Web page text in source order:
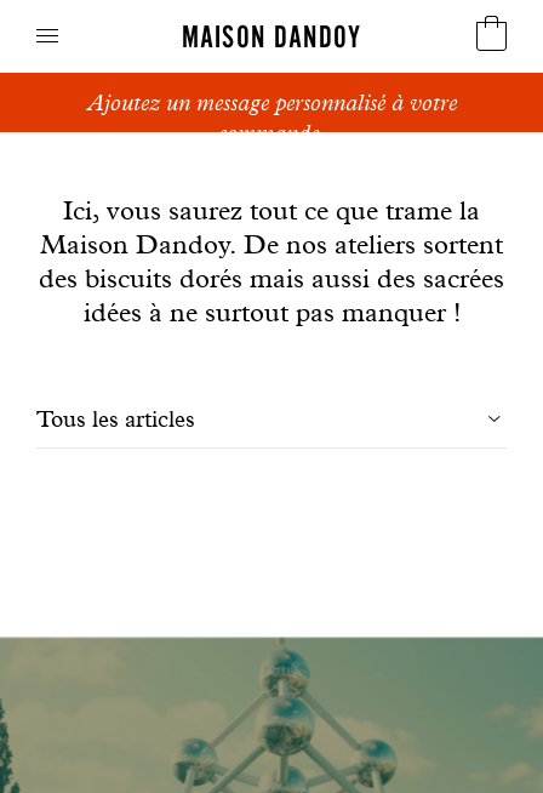
MAISON DANDOY
Speculoos
Pains sucrés
Gâteaux
Manifesto
Dandoy Family
Boutiques
Ajoutez un message personnalisé à votre
commande.
Ici, vous saurez tout ce que trame la
Maison Dandoy. De nos ateliers sortent
des biscuits dorés mais aussi des sacrées
idées à ne surtout pas manquer !
Filtrer
Tous les articles